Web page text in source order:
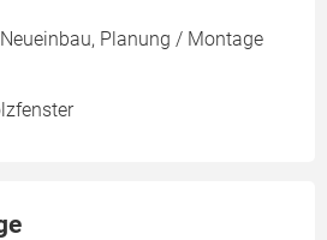
Planung / Montage